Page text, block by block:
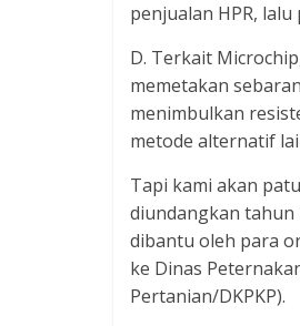
penjualan HPR,
D. Terkait
memetakan
menimbulkan
metode alternatif
Tapi kami akan
diundangkan tahun
dibantu oleh para
ke Dinas
Pertanian/DKPKP).